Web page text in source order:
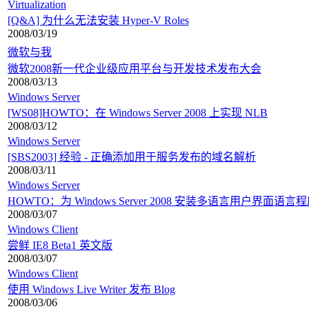
Virtualization
[Q&A] 为什么无法安装 Hyper-V Roles
2008/03/19
微软与我
微软2008新一代企业级应用平台与开发技术发布大会
2008/03/13
Windows Server
[WS08]HOWTO：在 Windows Server 2008 上实现 NLB
2008/03/12
Windows Server
[SBS2003] 经验 - 正确添加用于服务发布的域名解析
2008/03/11
Windows Server
HOWTO：为 Windows Server 2008 安装多语言用户界面语言
2008/03/07
Windows Client
尝鲜 IE8 Beta1 英文版
2008/03/07
Windows Client
使用 Windows Live Writer 发布 Blog
2008/03/06